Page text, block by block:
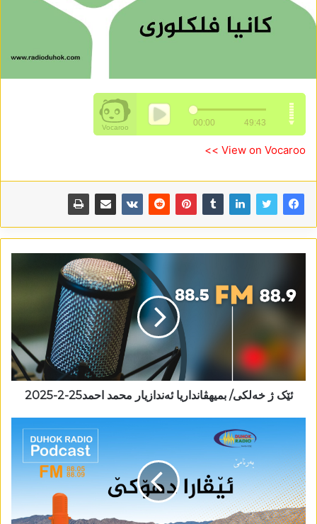
View on Vocaroo >>
ئێک ژ خەلکی/ بمیھڤانداریا ئەندازیار محمد احمد25-2-2025